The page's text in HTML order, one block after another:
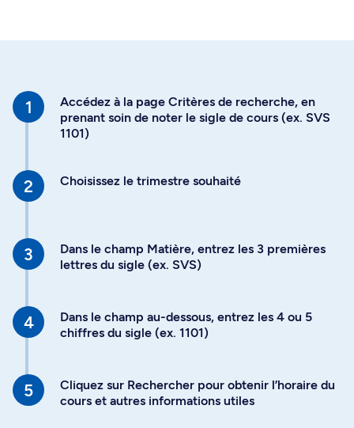
Accédez à la page Critères de recherche, en
prenant soin de noter le sigle de cours (ex. SVS
1101)
Choisissez le trimestre souhaité
Dans le champ Matière, entrez les 3 premières
lettres du sigle (ex. SVS)
Dans le champ au-dessous, entrez les 4 ou 5
chiffres du sigle (ex. 1101)
Cliquez sur Rechercher pour obtenir l’horaire du
cours et autres informations utiles